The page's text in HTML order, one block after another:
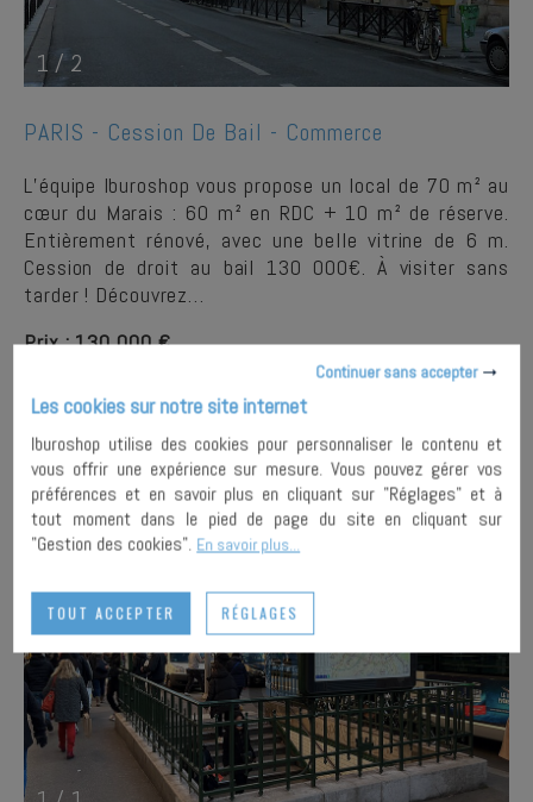
1 /2
PARIS - Cession De Bail - Commerce
L’équipe Iburoshop vous propose un local de 70 m² au
cœur du Marais : 60 m² en RDC + 10 m² de réserve.
Entièrement rénové, avec une belle vitrine de 6 m.
Cession de droit au bail 130 000€. À visiter sans
tarder ! Découvrez…
Prix : 130 000 €
PLUS DE
DETAILS
AJOUTER À MA
SÉLECTION
Continuer sans accepter
Les cookies sur notre site internet
Iburoshop utilise des cookies pour personnaliser le contenu et
vous offrir une expérience sur mesure. Vous pouvez gérer vos
préférences et en savoir plus en cliquant sur "Réglages" et à
tout moment dans le pied de page du site en cliquant sur
"Gestion des cookies". En savoir plus...
TOUT ACCEPTER RÉGLAGES